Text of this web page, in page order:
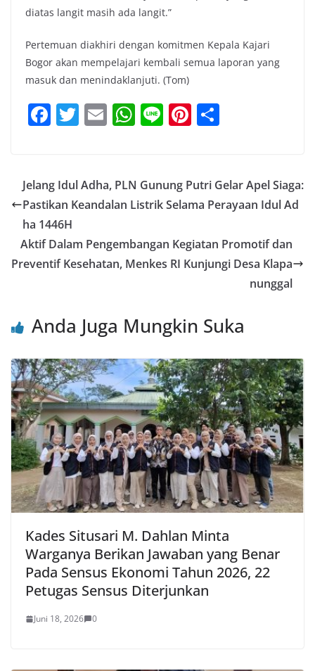
diatas langit masih ada langit.”
Pertemuan diakhiri dengan komitmen Kepala Kajari
Bogor akan mempelajari kembali semua laporan yang
masuk dan menindaklanjuti. (Tom)
F
e
b
o
o
k
T
er
E
l
W
s
A
p
Li Pi
e
st
e
Jelang Idul Adha, PLN Gunung Putri Gelar Apel Siaga:
Pastikan Keandalan Listrik Selama Perayaan Idul Ad
ha 1446H
Aktif Dalam Pengembangan Kegiatan Promotif dan
Preventif Kesehatan, Menkes RI Kunjungi Desa Klapa
nunggal
Anda Juga Mungkin Suka
Kades Situsari M. Dahlan Minta
Warganya Berikan Jawaban yang Benar
Pada Sensus Ekonomi Tahun 2026, 22
Petugas Sensus Diterjunkan
Juni 18, 2026 0